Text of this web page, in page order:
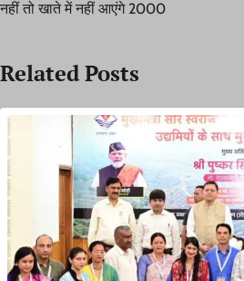
नहीं तो खाते में नहीं आएंगे 2000
Related Posts